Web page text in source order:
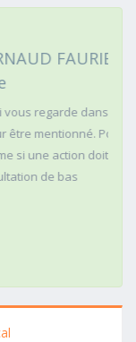
Médecin
les yeux c'est
Posé,clair dans
être menée